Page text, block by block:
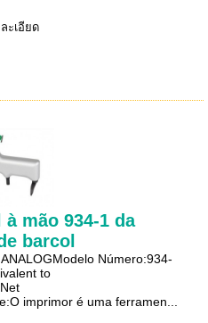
ะเอียด
mão 934-1 da
barcol
Número:934-
to
imprimor é uma ferramen...